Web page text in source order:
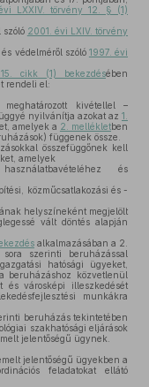
LXXIV. törvény 12. § (1)
2001. évi LXIV. törvény
védelméről szóló 1997. évi
cikk (1) bekezdésében
rendeli el:
meghatározott kivétellel –
nyilvánítja azokat az 1.
amelyek a 2. mellékletben
függenek össze.
összefüggőnek kell
amelyek
és
közműcsatlakozási és -
helyszíneként megjelölt
vált döntés alapján
alkalmazásában a 2.
szerinti beruházással
hatósági ügyeket,
beruházáshoz közvetlenül
és városképi illeszkedését
munkákra
beruházás tekintetében
szakhatósági eljárások
jelentőségű ügynek.
jelentőségű ügyekben a
feladatokat ellátó